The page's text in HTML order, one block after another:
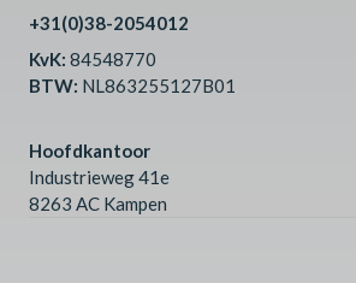
+31(0)38-2054012
KvK: 84548770
BTW: NL863255127B01
Hoofdkantoor
Industrieweg 41e
8263 AC Kampen